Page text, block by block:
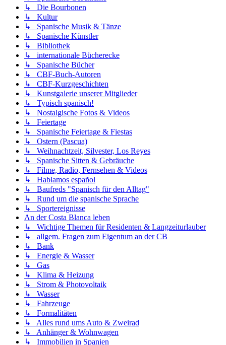
↳ Die Bourbonen
↳ Kultur
↳ Spanische Musik & Tänze
↳ Spanische Künstler
↳ Bibliothek
↳ internationale Bücherecke
↳ Spanische Bücher
↳ CBF-Buch-Autoren
↳ CBF-Kurzgeschichten
↳ Kunstgalerie unserer Mitglieder
↳ Typisch spanisch!
↳ Nostalgische Fotos & Videos
↳ Feiertage
↳ Spanische Feiertage & Fiestas
↳ Ostern (Pascua)
↳ Weihnachtzeit, Silvester, Los Reyes
↳ Spanische Sitten & Gebräuche
↳ Filme, Radio, Fernsehen & Videos
↳ Hablamos español
↳ Baufreds "Spanisch für den Alltag"
↳ Rund um die spanische Sprache
↳ Sportereignisse
An der Costa Blanca leben
↳ Wichtige Themen für Residenten & Langzeiturlauber
↳ allgem. Fragen zum Eigentum an der CB
↳ Bank
↳ Energie & Wasser
↳ Gas
↳ Klima & Heizung
↳ Strom & Photovoltaik
↳ Wasser
↳ Fahrzeuge
↳ Formalitäten
↳ Alles rund ums Auto & Zweirad
↳ Anhänger & Wohnwagen
↳ Immobilien in Spanien